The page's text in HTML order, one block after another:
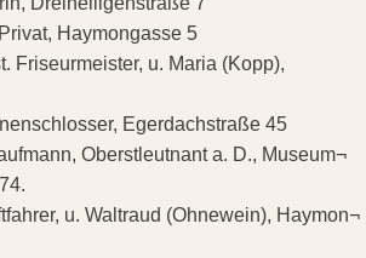
Haymongasse 5
Friseurmeister, u. Maria (Kopp),
Egerdachstraße 45
Oberstleutnant a. D., Museum¬
u. Waltraud (Ohnewein), Haymon¬